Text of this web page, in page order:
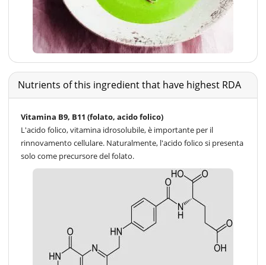
Nutrients of this ingredient that have highest RDA
Vitamina B9, B11 (folato, acido folico)
L'acido folico, vitamina idrosolubile, è importante per il
rinnovamento cellulare. Naturalmente, l'acido folico si presenta
solo come precursore del folato.